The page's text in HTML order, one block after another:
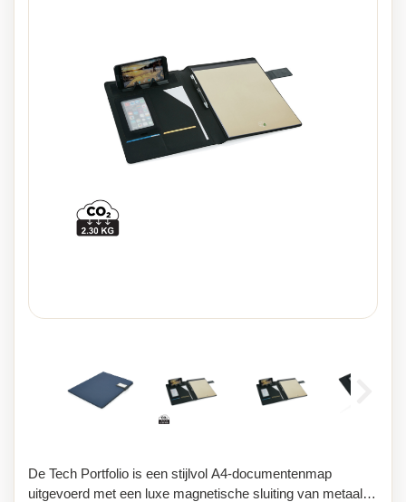
De Tech Portfolio is een stijlvol A4-documentenmap
uitgevoerd met een luxe magnetische sluiting van metaal.